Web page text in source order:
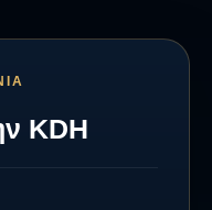
KDH